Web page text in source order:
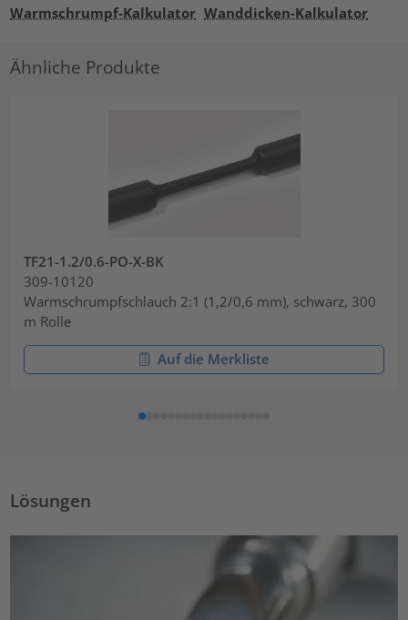
Warmschrumpf-Kalkulator Wanddicken-Kalkulator
Ähnliche Produkte
TF21-1.2/0.6-PO-X-BK
309-10120
Warmschrumpfschlauch 2:1 (1,2/0,6 mm), schwarz, 300
m Rolle
Auf die Merkliste
Lösungen